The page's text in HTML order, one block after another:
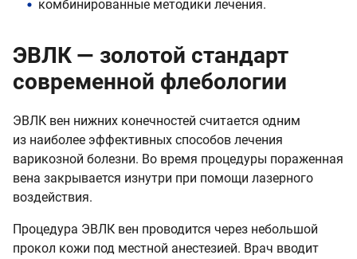
комбинированные методики лечения.
ЭВЛК — золотой стандарт
современной флебологии
ЭВЛК вен нижних конечностей считается одним
из наиболее эффективных способов лечения
варикозной болезни. Во время процедуры пораженная
вена закрывается изнутри при помощи лазерного
воздействия.
Процедура ЭВЛК вен проводится через небольшой
прокол кожи под местной анестезией. Врач вводит